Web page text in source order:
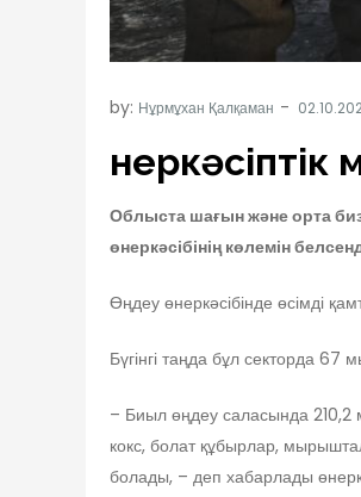
by: Нұрмұхан Қалқаман
Облыста шағын және орта
өнеркәсібінің көлемін
Өңдеу өнеркәсібінде өсімді
Бүгінгі таңда бұл секторда
– Биыл өңдеу саласында
кокс, болат құбырлар,
болады, – деп хабарлады